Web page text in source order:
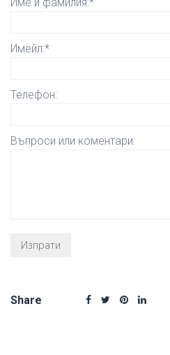
Имейл:*
Телефон:
Въпроси или коментари:
Share